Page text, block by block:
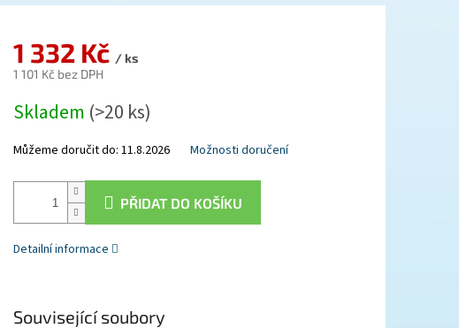
1 332 Kč / ks
1 101 Kč bez DPH
cena:
Skladem (>20 ks)
Můžeme doručit do: 11.8.2026 Možnosti doručení
PŘIDAT DO KOŠÍKU
Detailní informace
Související soubory